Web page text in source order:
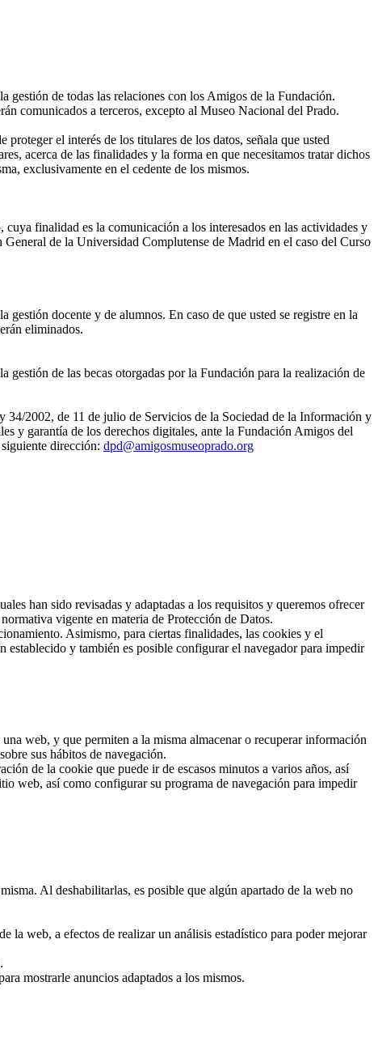
gestión de todas las relaciones con los Amigos de la Fundación.
comunicados a terceros, excepto al Museo Nacional del Prado.
el interés de los titulares de los datos, señala que usted
acerca de las finalidades y la forma en que necesitamos tratar dichos
exclusivamente en el cedente de los mismos.
finalidad es la comunicación a los interesados en las actividades y
de la Universidad Complutense de Madrid en el caso del Curso
docente y de alumnos. En caso de que usted se registre en la
eliminados.
de las becas otorgadas por la Fundación para la realización de
34/2002, de 11 de julio de Servicios de la Sociedad de la Información y
y garantía de los derechos digitales, ante la Fundación Amigos del
dirección: dpd@amigosmuseoprado.org
han sido revisadas y adaptadas a los requisitos y queremos ofrecer
vigente en materia de Protección de Datos.
Asimismo, para ciertas finalidades, las cookies y el
establecido y también es posible configurar el navegador para impedir
web, y que permiten a la misma almacenar o recuperar información
sus hábitos de navegación.
de la cookie que puede ir de escasos minutos a varios años, así
web, así como configurar su programa de navegación para impedir
Al deshabilitarlas, es posible que algún apartado de la web no
la web, a efectos de realizar un análisis estadístico para poder mejorar
mostrarle anuncios adaptados a los mismos.